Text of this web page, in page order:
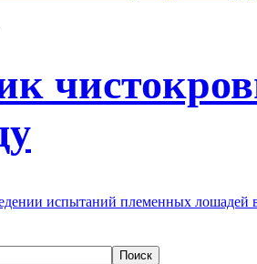
испытаний племенных лошадей